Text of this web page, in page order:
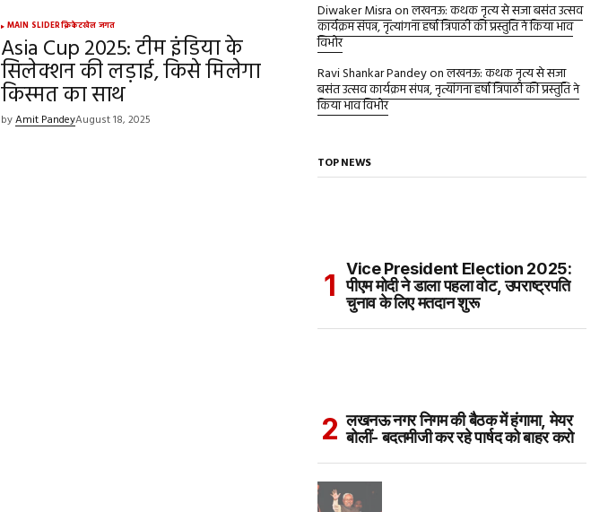
MAIN SLIDERक्रिकेटखेल जगत
Asia Cup 2025: टीम इंडिया के
सिलेक्शन की लड़ाई, किसे मिलेगा
किस्मत का साथ
byAmit PandeyAugust 18, 2025
Diwaker Misraonलखनऊ: कथक नृत्य से सजा बसंत उत्सव
कार्यक्रम संपन्न, नृत्यांगना हर्षा त्रिपाठी की प्रस्तुति ने किया भाव
विभोर
Ravi Shankar Pandeyonलखनऊ: कथक नृत्य से सजा
बसंत उत्सव कार्यक्रम संपन्न, नृत्यांगना हर्षा त्रिपाठी की प्रस्तुति ने
किया भाव विभोर
TOP NEWS
Vice President Election 2025:
पीएम मोदी ने डाला पहला वोट, उपराष्ट्रपति
चुनाव के लिए मतदान शुरू
लखनऊ नगर निगम की बैठक में हंगामा, मेयर
बोलीं- बदतमीजी कर रहे पार्षद को बाहर करो